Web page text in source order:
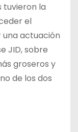
tuvieron la
el
una actuación
JID, sobre
groseros y
de los dos